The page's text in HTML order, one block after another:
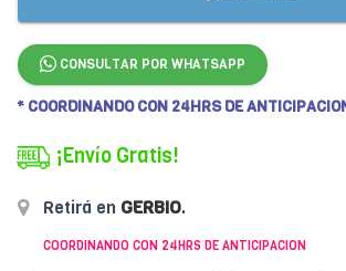
CONSULTAR POR WHATSAPP
* COORDINANDO CON 24HRS DE
¡Envío Gratis!
Retirá en GERBIO.
COORDINANDO CON 24HRS DE ANTICIPACION